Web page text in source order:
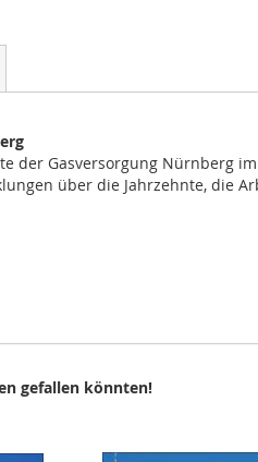
der Gasversorgung Nürnberg
über die Jahrzehnte, die
gefallen könnten!